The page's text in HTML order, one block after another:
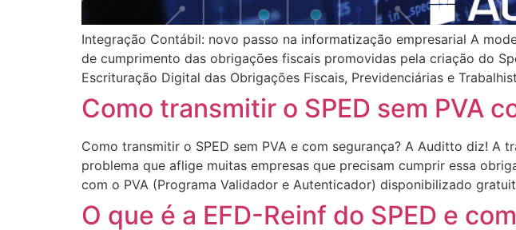
​​​​​​​Integração Contábil: novo passo na informatização empresarial A
de cumprimento das obrigações fiscais promovidas pela criação do
Escrituração Digital das Obrigações Fiscais, Previdenciárias e
Como transmitir o SPED sem PVA
Como transmitir o SPED sem PVA e com segurança? A Auditto diz! A
problema que aflige muitas empresas que precisam cumprir essa
com o PVA (Programa Validador e Autenticador) disponibilizado
O que é a EFD-Reinf do SPED e